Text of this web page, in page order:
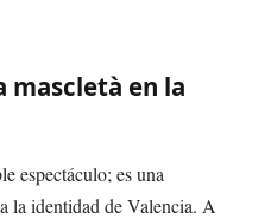
mascletà en la
espectáculo; es una
la identidad de Valencia. A